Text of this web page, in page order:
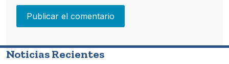
Noticias Recientes